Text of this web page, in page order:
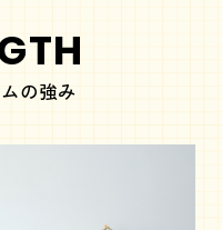
の強み